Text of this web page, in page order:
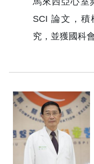
SCI 論文，
究，並獲國科